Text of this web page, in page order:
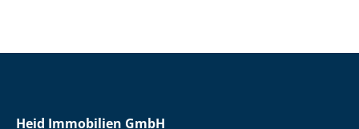
Heid Immobilien GmbH